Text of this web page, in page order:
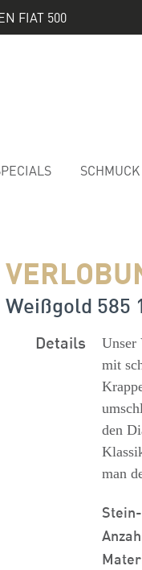
FIAT 500
SCHMUCK
Weißgold 585
Details
Unser
mit
den
man